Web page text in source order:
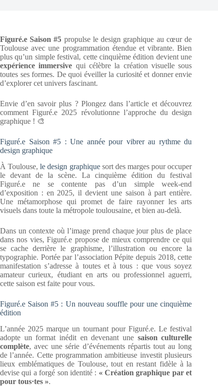
Figuré.e Saison #5 propulse le design graphique au cœur de
Toulouse avec une programmation étendue et vibrante. Bien
plus qu’un simple festival, cette cinquième édition devient une
expérience immersive qui célèbre la création visuelle sous
toutes ses formes. De quoi éveiller la curiosité et donner envie
d’explorer cet univers fascinant.
Envie d’en savoir plus ? Plongez dans l’article et découvrez
comment Figuré.e 2025 révolutionne l’approche du design
graphique ! 🎨
Figuré.e Saison #5 : Une année pour vibrer au rythme du
design graphique
À Toulouse,le design graphiquesort des marges pour occuper
le devant de la scène. La cinquième édition du festival
Figuré.e ne se contente pas d’un simple week-end
d’exposition : en 2025, il devient une saison à part entière.
Une métamorphose qui promet de faire rayonner les arts
visuels dans toute la métropole toulousaine, et bien au-delà.
Dans un contexte où l’image prend chaque jour plus de place
dans nos vies, Figuré.e propose de mieux comprendre ce qui
se cache derrière le graphisme, l’illustration ou encore la
typographie. Portée par l’association Pépite depuis 2018, cette
manifestation s’adresse à toutes et à tous : que vous soyez
amateur curieux, étudiant en arts ou professionnel aguerri,
cette saison est faite pour vous.
Figuré.e Saison #5 : Un nouveau souffle pour une cinquième
édition
L’année 2025 marque un tournant pour Figuré.e. Le festival
adopte un format inédit en devenant une saison culturelle
complète, avec une série d’événements répartis tout au long
de l’année. Cette programmation ambitieuse investit plusieurs
lieux emblématiques de Toulouse, tout en restant fidèle à la
devise qui a forgé son identité : « Création graphique par et
pour tous·tes ».